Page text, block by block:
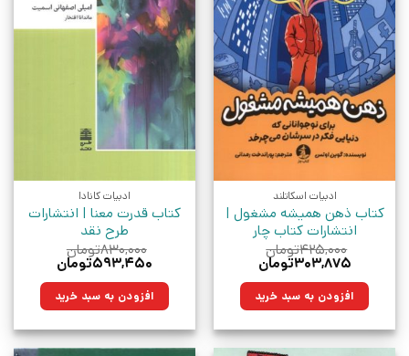
ادبیات اسکاتلند
کتاب ذهن همیشه مشغول |
انتشارات کتاب چار
۴۲۵,۰۰۰تومان
قیمت
۴۲۵,۰۰۰تومان
بود.
۳۰۳,۸۷۵تومان
۳۰۳,۸۷۵تومان.افزودن به سبد خرید
ادبیات کانادا
کتاب قدرت معنا | انتشارات
طرح نقد
۸۳۰,۰۰۰تومان
قیمت
۸۳۰,۰۰۰تومان
بود.
۵۹۳,۴۵۰تومان
۵۹۳,۴۵۰تومان. افزودن به سبد خرید